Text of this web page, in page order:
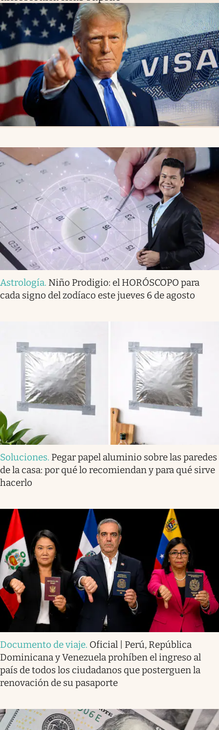
Astrología. Niño Prodigio: el HORÓSCOPO para
cada signo del zodíaco este jueves 6 de agosto
Soluciones. Pegar papel aluminio sobre las paredes
de la casa: por qué lo recomiendan y para qué sirve
hacerlo
Documento de viaje. Oficial | Perú, República
Dominicana y Venezuela prohíben el ingreso al
país de todos los ciudadanos que posterguen la
renovación de su pasaporte